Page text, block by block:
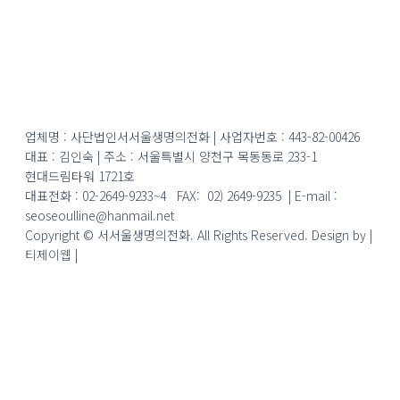
업체명 : 사단법인서서울생명의전화 | 사업자번호 : 443-82-00426
대표 : 김인숙 | 주소 : 서울특별시 양천구 목동동로 233-1
현대드림타워 1721호
대표전화 : 02-2649-9233~4 FAX: 02) 2649-9235 | E-mail :
seoseoulline@hanmail.net
Copyright © 서서울생명의전화. All Rights Reserved. Design by |
티제이웹 |